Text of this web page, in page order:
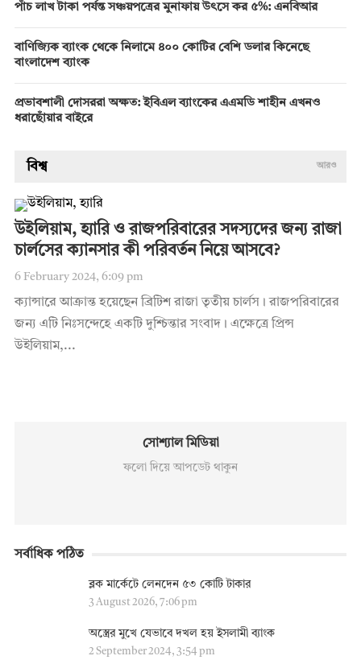
পাঁচ লাখ টাকা পর্যন্ত সঞ্চয়পত্রের মুনাফায় উৎসে কর ৫%: এনবিআর
বাণিজ্যিক ব্যাংক থেকে নিলামে ৪০০ কোটির বেশি ডলার কিনেছে
বাংলাদেশ ব্যাংক
প্রভাবশালী দোসররা অক্ষত: ইবিএল ব্যাংকের এএমডি শাহীন এখনও
ধরাছোঁয়ার বাইরে
বিশ্ব আরও
উইলিয়াম, হ্যারি ও রাজপরিবারের সদস্যদের জন্য রাজা
চার্লসের ক্যানসার কী পরিবর্তন নিয়ে আসবে?
6 February 2024, 6:09 pm
ক্যান্সারে আক্রান্ত হয়েছেন ব্রিটিশ রাজা তৃতীয় চার্লস। রাজপরিবারের
জন্য এটি নিঃসন্দেহে একটি দুশ্চিন্তার সংবাদ। এক্ষেত্রে প্রিন্স
উইলিয়াম,...
সোশ্যাল মিডিয়া
ফলো দিয়ে আপডেট থাকুন
সর্বাধিক পঠিত
ব্লক মার্কেটে লেনদেন ৫৩ কোটি টাকার
3 August 2026, 7:06 pm
অস্ত্রের মুখে যেভাবে দখল হয় ইসলামী ব্যাংক
2 September 2024, 3:54 pm